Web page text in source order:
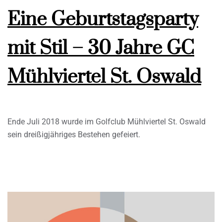
Eine Geburtstagsparty
mit Stil – 30 Jahre GC
Mühlviertel St. Oswald
Ende Juli 2018 wurde im Golfclub Mühlviertel St. Oswald
sein dreißigjähriges Bestehen gefeiert.